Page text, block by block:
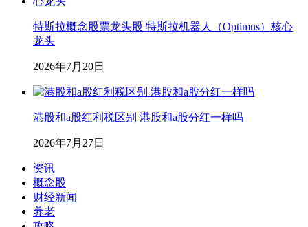
特斯拉概念股票龙头股 特斯拉机器人（Optimus）核心
龙头
2026年7月20日
港股和a股红利税区别 港股和a股分红一样吗
2026年7月27日
资讯
概念股
财经新闻
养老